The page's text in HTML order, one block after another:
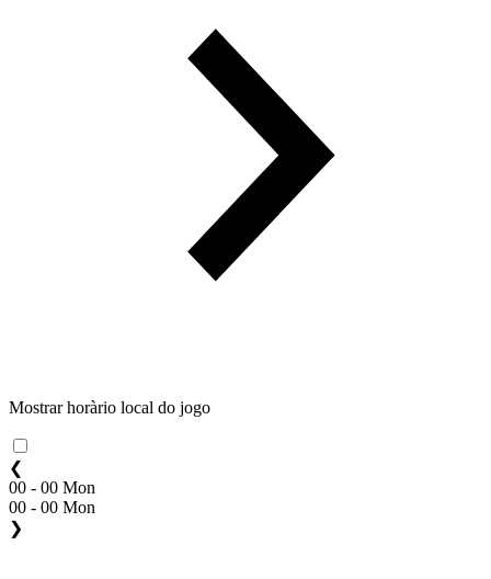
Mostrar horàrio local do jogo
❮
00 - 00 Mon
00 - 00 Mon
❯